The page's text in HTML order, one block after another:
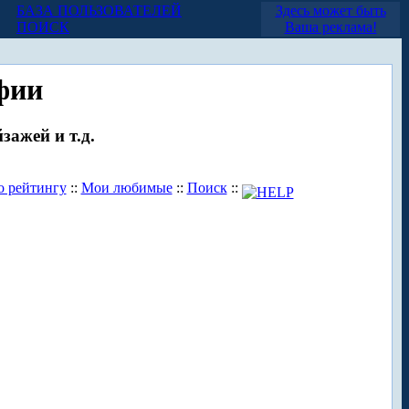
БАЗА ПОЛЬЗОВАТЕЛЕЙ
ПОИСК
Здесь может быть
Ваша реклама!
и т.д.
рейтингу:: Мои любимые:: Поиск::